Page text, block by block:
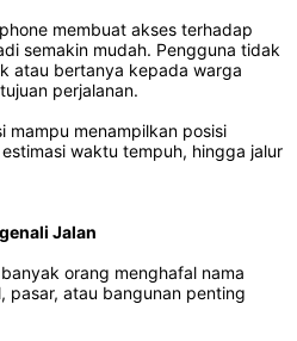
membuat akses terhadap
semakin mudah. Pengguna tidak
atau bertanya kepada warga
perjalanan.
mampu menampilkan posisi
waktu tempuh, hingga jalur
Jalan
orang menghafal nama
pasar, atau bangunan penting